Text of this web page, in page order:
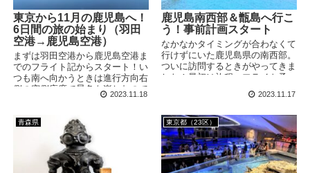
東京から11月の鹿児島へ！
6日間の旅の始まり（羽田
空港→鹿児島空港）
まずは羽田空港から鹿児島空港ま
でのフライト記からスタート！い
つも南へ向かうときは進行方向右
側の窓側座席で景色を楽しむので
すが、今回はあえて左側をチョイ
港行きならではの理由がありま
2023.11.18
鹿児島南西部＆甑島へ行こ
う！事前計画スタート
なかなかタイミングが合わなくて
行けずにいた鹿児島県の南西部。
ついに訪問するときがやってきま
した！最初は旅程、フライト予
約、宿泊予約などの事前計画につ
いて。わくわくしながら下調べし
2023.11.17
青森県 東京都（23区）